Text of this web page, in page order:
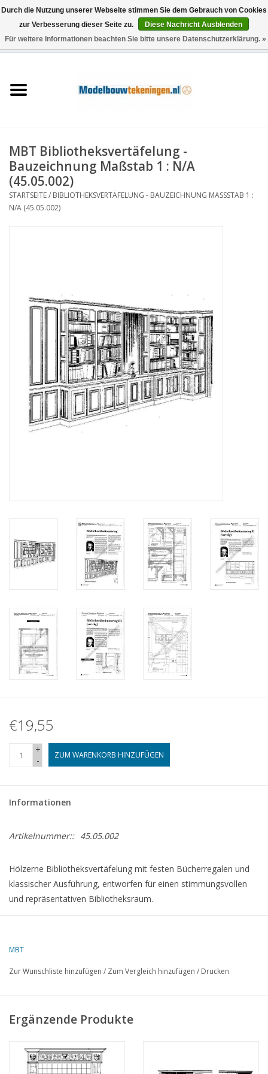
0 Artikel - €0,00
Schiffe
Holzbau
Landschaft
Neue Zeichnungen
NEUE ZEITSCHRIFTEN
ABONNEMENT DER
MODELLBAUER
MBT Bibliotheksvertäfelung -
Bauzeichnung Maßstab 1 : N/A
(45.05.002)
STARTSEITE/ BIBLIOTHEKSVERTÄFELUNG - BAUZEICHNUNG MASSSTAB 1 : N
/A (45.05.002)
€19,55
+
-
ZUM WARENKORB HINZUFÜGEN
Informationen
Artikelnummer:: 45.05.002
Hölzerne Bibliotheksvertäfelung mit festen Bücherregalen und
klassischer Ausführung, entworfen für einen stimmungsvollen
und repräsentativen Bibliotheksraum.
Zeichnungsnummer
Autor
Qualität
Schwierigkeitsgrad
Maßstab
MBT
Zur Wunschliste hinzufügen / Zum Vergleich hinzufügen / Drucken
Ergänzende Produkte
Durch die Nutzung unserer Webseite stimmen Sie dem Gebrauch von Cookies
zur Verbesserung dieser Seite zu.
Diese Nachricht Ausblenden
Für weitere Informationen beachten Sie bitte unsere Datenschutzerklärung. »